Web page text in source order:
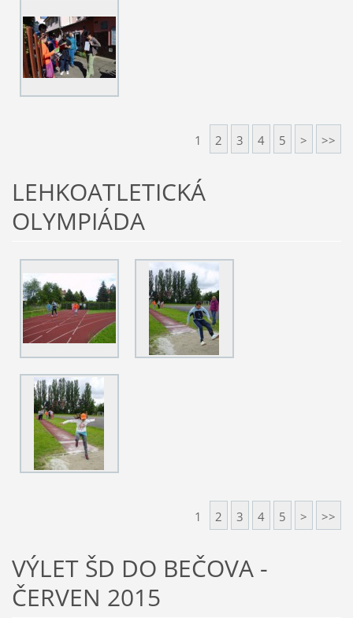
1 2 3 4 5 > >>
LEHKOATLETICKÁ
OLYMPIÁDA
1 2 3 4 5 > >>
VÝLET ŠD DO BEČOVA -
ČERVEN 2015